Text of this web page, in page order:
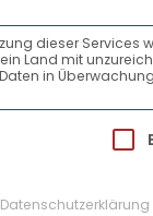
die erste
dieser Services
ein Land mit
in
Datenschutzerklärung